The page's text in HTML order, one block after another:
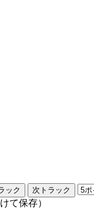
て保存）